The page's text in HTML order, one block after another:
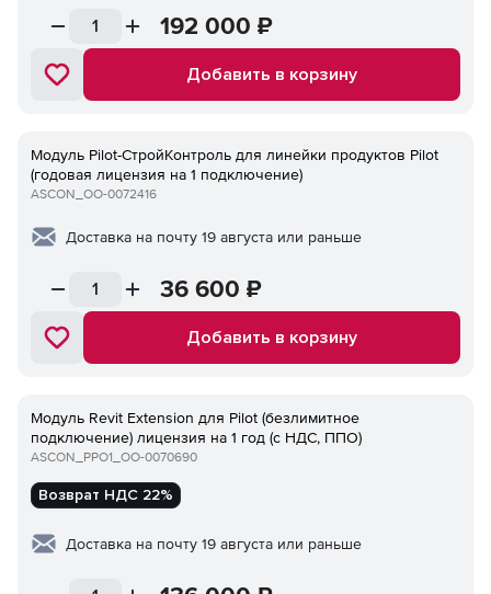
192 000 ₽
Добавить в корзину
Модуль Pilot-СтройКонтроль для линейки продуктов Pilot
(годовая лицензия на 1 подключение)
ASCON_ОО-0072416
Доставка на почту 19 августа или раньше
36 600 ₽
Добавить в корзину
Модуль Revit Extension для Pilot (безлимитное
подключение) лицензия на 1 год (с НДС, ППО)
ASCON_PPO1_ОО-0070690
Возврат НДС 22%
Доставка на почту 19 августа или раньше